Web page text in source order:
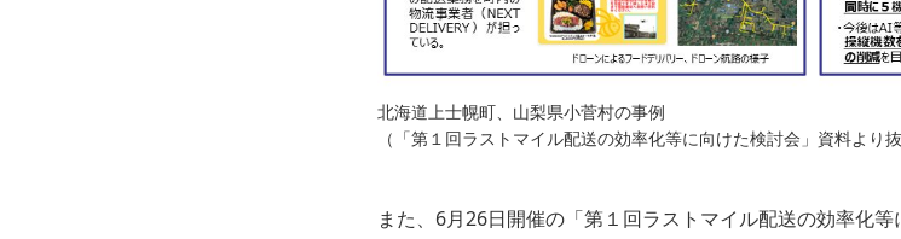
北海道上士幌町、山梨県小菅村の事例
（「第１回ラストマイル配送の効率化等に向けた検討会」資料より
また、6月26日開催の「第１回ラストマイル配送の効率化